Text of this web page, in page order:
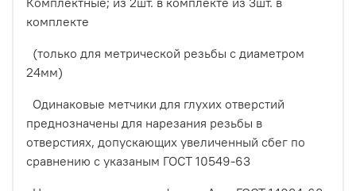
комплекте
(только для метрической резьбы с диаметром
24мм)
Одинаковые метчики для глухих отверстий
преднозначены для нарезания резьбы в
отверстиях, допускающих увеличенный сбег по
сравнению с указаным ГОСТ 10549-63